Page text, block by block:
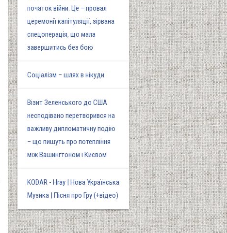
початок війни. Це – провал
церемонії капітуляції, зірвана
спецоперація, що мала
завершитись без бою
Соціалізм – шлях в нікуди
Візит Зеленського до США
несподівано перетворився на
важливу дипломатичну подію
– що пишуть про потепління
між Вашингтоном і Києвом
KODAR - Hray | Нова Українська
Музика | Пісня про Гру (+відео)